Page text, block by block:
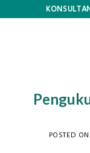
POSTED ON